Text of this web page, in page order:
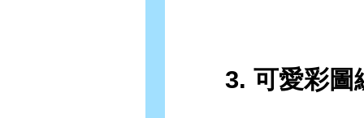
3. 可愛彩圖